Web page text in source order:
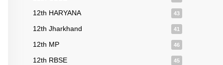
12th HARYANA 43
12th Jharkhand 41
12th MP 46
12th RBSE 45